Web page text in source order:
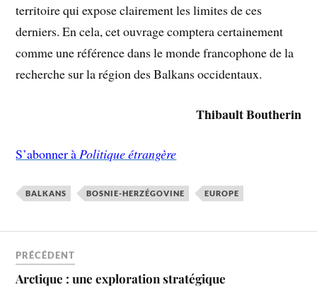
territoire qui expose clairement les limites de ces
derniers. En cela, cet ouvrage comptera certainement
comme une référence dans le monde francophone de la
recherche sur la région des Balkans occidentaux.
Thibault Boutherin
S’abonner àPolitique étrangère
BALKANS BOSNIE-HERZÉGOVINE EUROPE
PRÉCÉDENT
Arctique : une exploration stratégique